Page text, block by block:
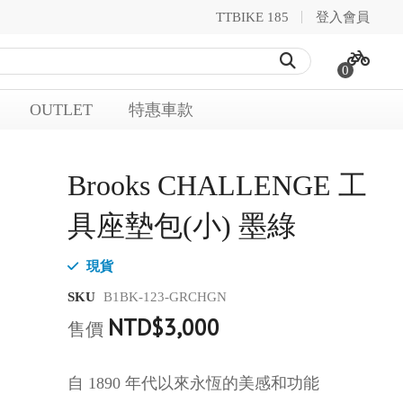
TTBIKE 185 登入會員
0
OUTLET 特惠車款
Brooks CHALLENGE 工
具座墊包(小) 墨綠
現貨
SKU B1BK-123-GRCHGN
售價 NTD$3,000
自 1890 年代以來永恆的美感和功能